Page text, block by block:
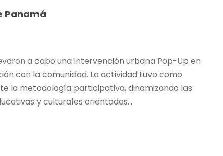
Panamá
a cabo una intervención urbana Pop-Up en
con la comunidad. La actividad tuvo como
la metodología participativa, dinamizando las
y culturales orientadas...